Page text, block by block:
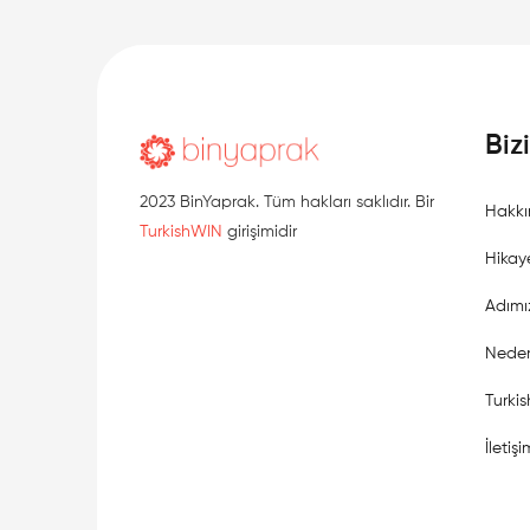
2023 BinYaprak. Tüm hakları saklıdır. Bir
TurkishWIN girişimidir